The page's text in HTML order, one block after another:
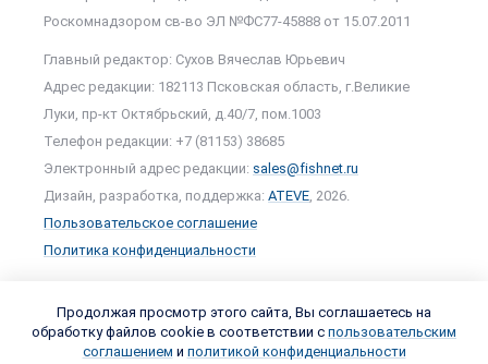
Роскомнадзором cв-во ЭЛ №ФС77-45888 от 15.07.2011
Главный редактор: Сухов Вячеслав Юрьевич
Адрес редакции: 182113 Псковская область, г.Великие
Луки, пр-кт Октябрьский, д.40/7, пом.1003
Телефон редакции: +7 (81153) 38685
Электронный адрес редакции: sales@fishnet.ru
Дизайн, разработка, поддержка: ATEVE , 2026.
Пользовательское соглашение
Политика конфиденциальности
Продолжая просмотр этого сайта, Вы соглашаетесь на
обработку файлов cookie в соответствии с пользовательским
соглашением и политикой конфиденциальности